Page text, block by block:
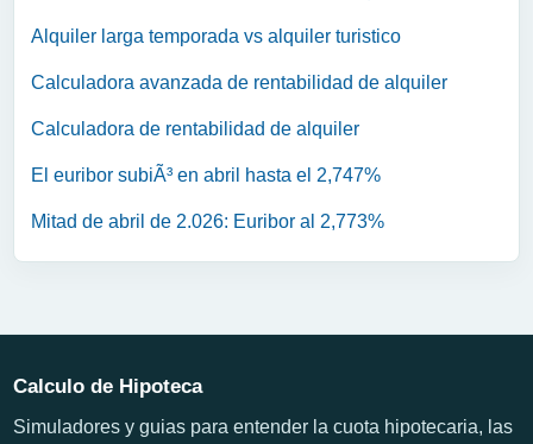
Alquiler larga temporada vs alquiler turistico
Calculadora avanzada de rentabilidad de alquiler
Calculadora de rentabilidad de alquiler
El euribor subiÃ³ en abril hasta el 2,747%
Mitad de abril de 2.026: Euribor al 2,773%
Calculo de Hipoteca
Simuladores y guias para entender la cuota hipotecaria, las